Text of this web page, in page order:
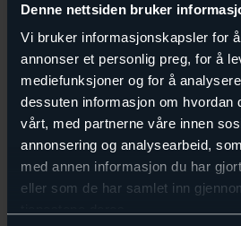
Denne nettsiden bruker
Vi bruker informasjonskapsler for
annonser et personlig preg, for å
mediefunksjoner og for å
dessuten informasjon om hvordan
vårt, med partnerne våre innen
annonsering og analysearbeid,
med annen informasjon du har
eller som de har samlet inn
næringsbygg, flerbrukseiendommer og
Løsningen gir én felles plattform for
og sørger for høy oppetid, enkel
Fordeler
Felles og strukturert teknisk
adgangskontroll m.m.
Skybasert administrasjon –
helst
IP-plan og VLAN-segmentering
Klart skille mellom teknisk nett